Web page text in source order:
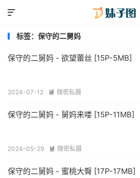

标签：保守的二舅妈
保守的二舅妈 - 欲望蕾丝 [15P-5MB]
2024-07-12  微密私摄
保守的二舅妈 - 舅妈来喽 [15P-11MB]
2024-05-29  微密私摄
保守的二舅妈 - 蜜桃大臀 [17P-17MB]